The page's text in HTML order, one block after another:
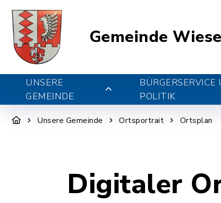
Gemeinde
UNSERE
GEMEINDE
BÜRGERSERVICE
POLITIK
Unsere Gemeinde Ortsportrait Ortsplan
Digitaler